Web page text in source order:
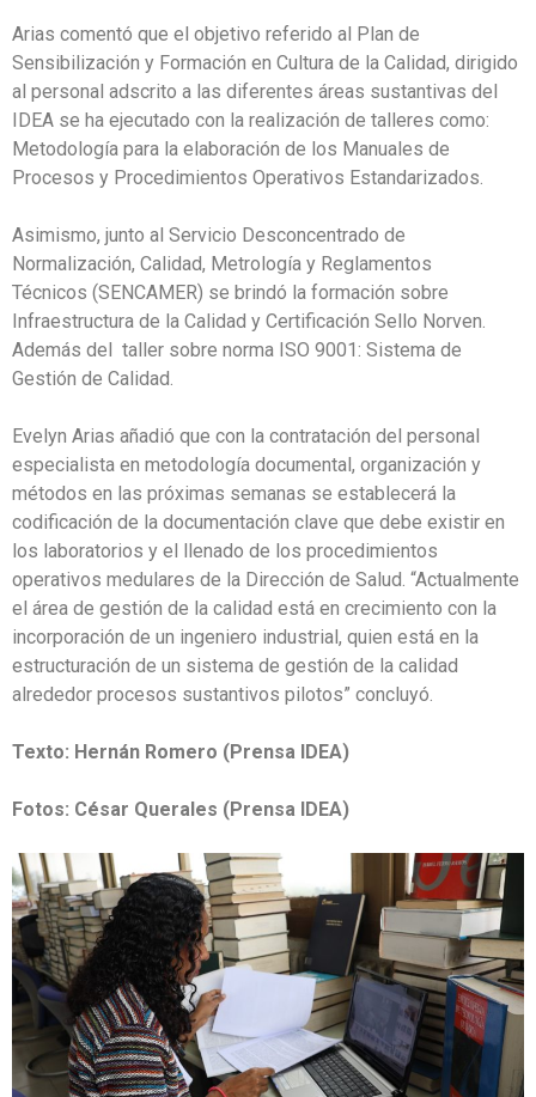
Arias comentó que el objetivo referido al Plan de
Sensibilización y Formación en Cultura de la Calidad, dirigido
al personal adscrito a las diferentes áreas sustantivas del
IDEA se ha ejecutado con la realización de talleres como:
Metodología para la elaboración de los Manuales de
Procesos y Procedimientos Operativos Estandarizados.
Asimismo, junto al Servicio Desconcentrado de
Normalización, Calidad, Metrología y Reglamentos
Técnicos (SENCAMER) se brindó la formación sobre
Infraestructura de la Calidad y Certificación Sello Norven.
Además del taller sobre norma ISO 9001: Sistema de
Gestión de Calidad.
Evelyn Arias añadió que con la contratación del personal
especialista en metodología documental, organización y
métodos en las próximas semanas se establecerá la
codificación de la documentación clave que debe existir en
los laboratorios y el llenado de los procedimientos
operativos medulares de la Dirección de Salud. “Actualmente
el área de gestión de la calidad está en crecimiento con la
incorporación de un ingeniero industrial, quien está en la
estructuración de un sistema de gestión de la calidad
alrededor procesos sustantivos pilotos” concluyó.
Texto: Hernán Romero (Prensa IDEA)
Fotos: César Querales (Prensa IDEA)